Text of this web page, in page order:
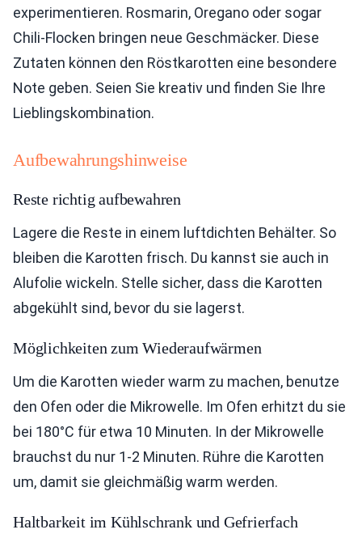
experimentieren. Rosmarin, Oregano oder sogar
Chili-Flocken bringen neue Geschmäcker. Diese
Zutaten können den Röstkarotten eine besondere
Note geben. Seien Sie kreativ und finden Sie Ihre
Lieblingskombination.
Aufbewahrungshinweise
Reste richtig aufbewahren
Lagere die Reste in einem luftdichten Behälter. So
bleiben die Karotten frisch. Du kannst sie auch in
Alufolie wickeln. Stelle sicher, dass die Karotten
abgekühlt sind, bevor du sie lagerst.
Möglichkeiten zum Wiederaufwärmen
Um die Karotten wieder warm zu machen, benutze
den Ofen oder die Mikrowelle. Im Ofen erhitzt du sie
bei 180°C für etwa 10 Minuten. In der Mikrowelle
brauchst du nur 1-2 Minuten. Rühre die Karotten
um, damit sie gleichmäßig warm werden.
Haltbarkeit im Kühlschrank und Gefrierfach